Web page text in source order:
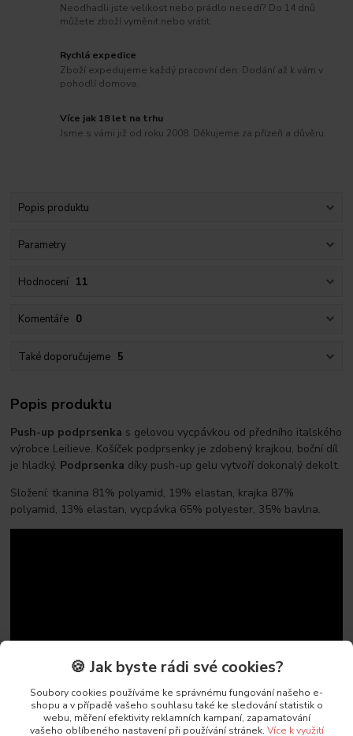
Neodhadli jste velikost nebo prádlo nesedí? Do 14 dnů
můžete zboží vyměnit nebo vrátit.
Rychlá expedice
Zboží expedujeme každý pracovní den. Dodání až k vám v
pohodlí domova.
Více jak 18 let na trhu
Jsme s vámi již od roku 2008. Děkujeme za přízeň a důvěru.
Popis produktu
Parametry
Hodnocení 11
Komentáře 0
Také doporučujeme 5
Popis produktu
Push-up podprsenka s gelovou vycpávkou od předního italského
výrobce Leilieve. Košíček podprsenky je zdobený krajkou, boční díl
je hladký. Podprsenka díky push-up gelu vytvoří dokonalý dekolt.
Složení: tkanina 81% polyamid, 19% elastan, krajka 87%
polyamid, 13% elastan, vycpávka 65% polyester, 35% bavlna.
🍪 Jak byste rádi své cookies?
Soubory cookies používáme ke správnému fungování našeho e-
shopu a v případě vašeho souhlasu také ke sledování statistik o
webu, měření efektivity reklamních kampaní, zapamatování
vašeho oblíbeného nastavení při používání stránek. Více k využití